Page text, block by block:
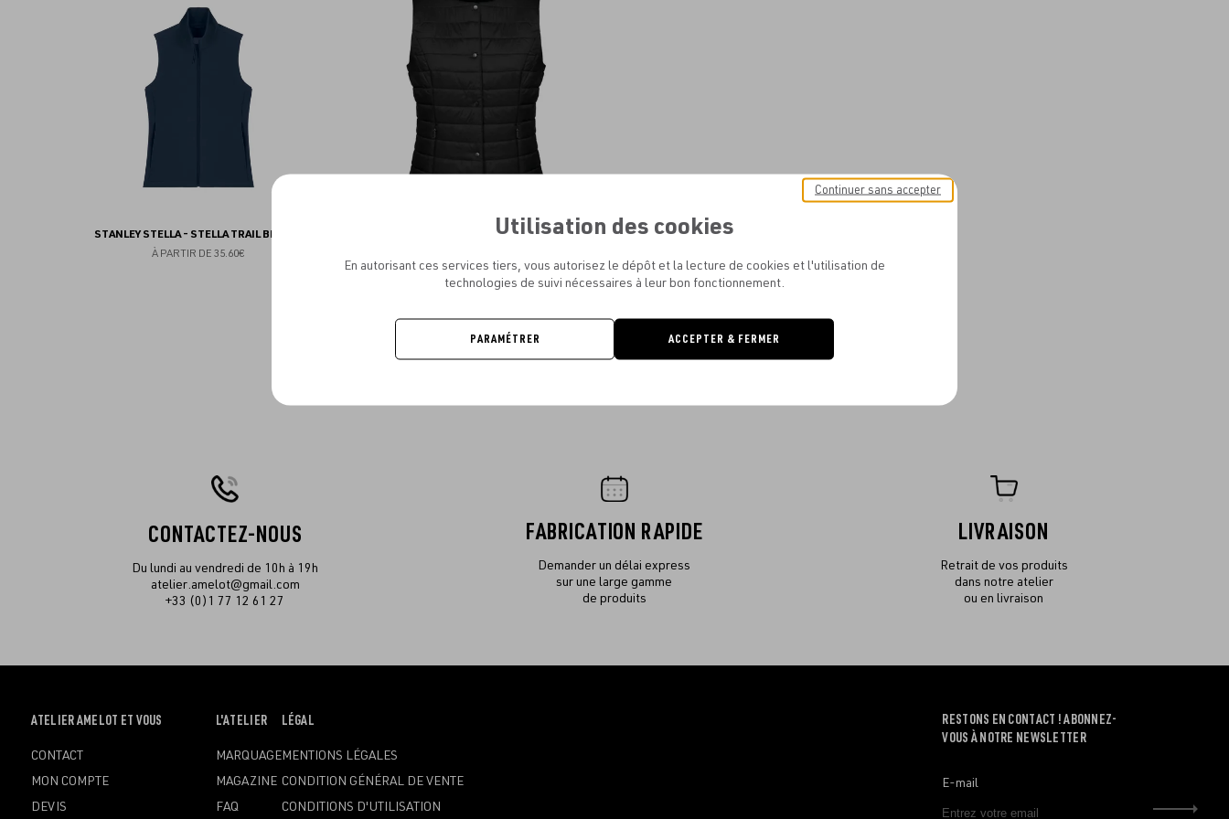
STANLEY STELLA - STELLA TRAIL BLAZER
À PARTIR DE 35.60€
KARIBAN PREMIUM - BODYWARMER LÉGER
À PARTIR DE 24.43€
CONTACTEZ-NOUS
Du lundi au vendredi de 10h à 19h
atelier.amelot@gmail.com
+33 (0)1 77 12 61 27
FABRICATION RAPIDE
Demander un délai express
sur une large gamme
de produits
LIVRAISON
Retrait de vos produits
dans notre atelier
ou en livraison
OUVRIR
MENU
ATELIER AMELOT ET VOUS
CONTACT
MON COMPTE
DEVIS
OUVRIR
MENU
L'ATELIER
MARQUAGE
MAGAZINE
FAQ
OUVRIR
MENU
LÉGAL
MENTIONS LÉGALES
CONDITION GÉNÉRAL DE VENTE
CONDITIONS D'UTILISATION
RESTONS EN CONTACT ! ABONNEZ-
VOUS À NOTRE NEWSLETTER
E-mail
Utilisation des cookies
En autorisant ces services tiers, vous autorisez le dépôt et la lecture de cookies et l'utilisation de
technologies de suivi nécessaires à leur bon fonctionnement.
Continuer sans accepter
PARAMÉTRER ACCEPTER & FERMER